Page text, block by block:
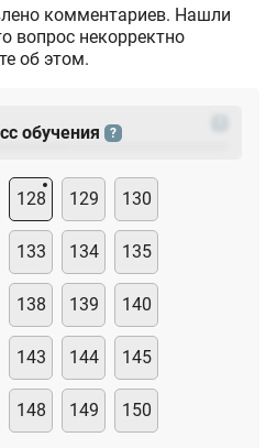
комментариев. Нашли
вопрос некорректно
об этом.
обучения ?
128 129 130
133 134 135
138 139 140
143 144 145
148 149 150